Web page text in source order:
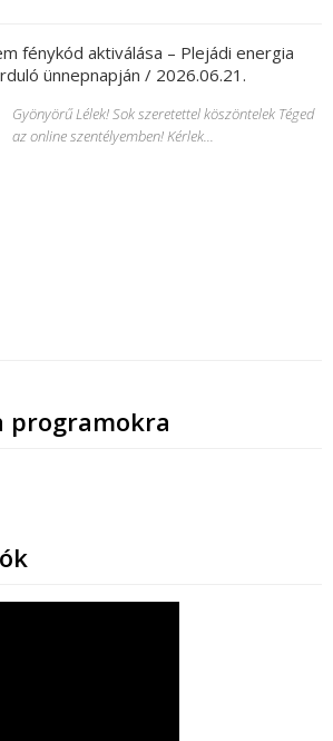
fénykód aktiválása – Plejádi energia
ünnepnapján / 2026.06.21.
Gyönyörű Lélek! Sok szeretettel köszöntelek Téged
az online szentélyemben! Kérlek...
programokra